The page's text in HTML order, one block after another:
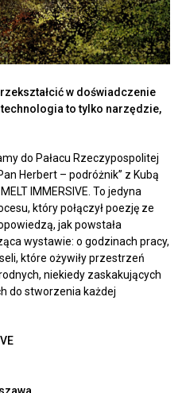
w doświadczenie
to tylko narzędzie,
do Pałacu Rzeczypospolitej
Herbert – podróżnik” z Kubą
IMMERSIVE. To jedyna
który połączył poezję ze
jak powstała
wystawie: o godzinach pracy,
które ożywiły przestrzeń
niekiedy zaskakujących
do stworzenia każdej